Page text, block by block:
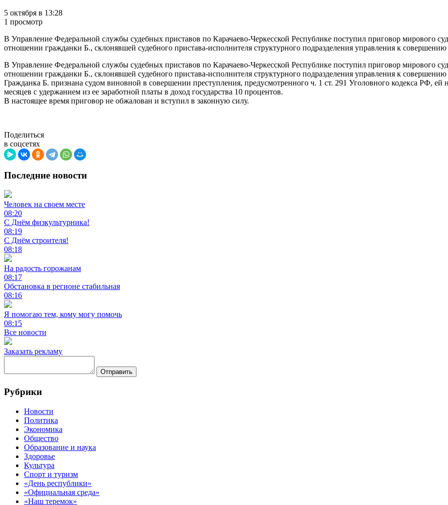
5 октября в 13:28
1 просмотр
В Управление Федеральной службы судебных приставов по Карачаево-Черкесской Республике поступил приговор мирового
отношении гражданки Б., склонявшей судебного пристава-исполнителя структурного подразделения управления к
В Управление Федеральной службы судебных приставов по Карачаево-Черкесской Республике поступил приговор мирового
отношении гражданки Б., склонявшей судебного пристава-исполнителя структурного подразделения управления к
Гражданка Б. признана судом виновной в совершении преступления, предусмотренного ч. 1 ст. 291 Уголовного кодекса РФ, ей
месяцев с удержанием из ее заработной платы в доход государства 10 процентов.
В настоящее время приговор не обжалован и вступил в законную силу.
Поделиться
в соцсетях
Последние новости
Человек на своем месте
08:20
С Днём физкультурника!
08:19
С Днём строителя!
08:18
На радость горожанам
08:17
Обстановка в регионе стабильная
08:16
Я помогаю тем, кому могу помочь
08:15
Все новости
Заказать рекламу
Отправить
Рубрики
Новости
Политика
Экономика
Общество
Образование и наука
Здоровье
Культура
Спорт и туризм
«День республики»
«Официальная среда»
«Наш теремок»